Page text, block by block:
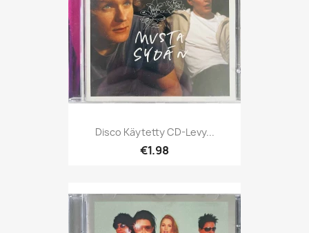
Disco Käytetty CD-Levy...
€1.98